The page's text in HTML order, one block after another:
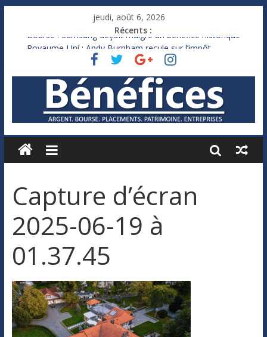
jeudi, août 6, 2026
Récents :
Bourse : Samsung déçoit malgré un bénéfice historique
Royaume-Uni : Andy Burnham recule sur l’impôt
Xavier Niel, le milliardaire qui ne touche presque rien
Ruée des fortunes russes vers l’étranger
France : le logement mis à l’épreuve par la chaleur
Capture d’écran
2025-06-19 à
01.37.45